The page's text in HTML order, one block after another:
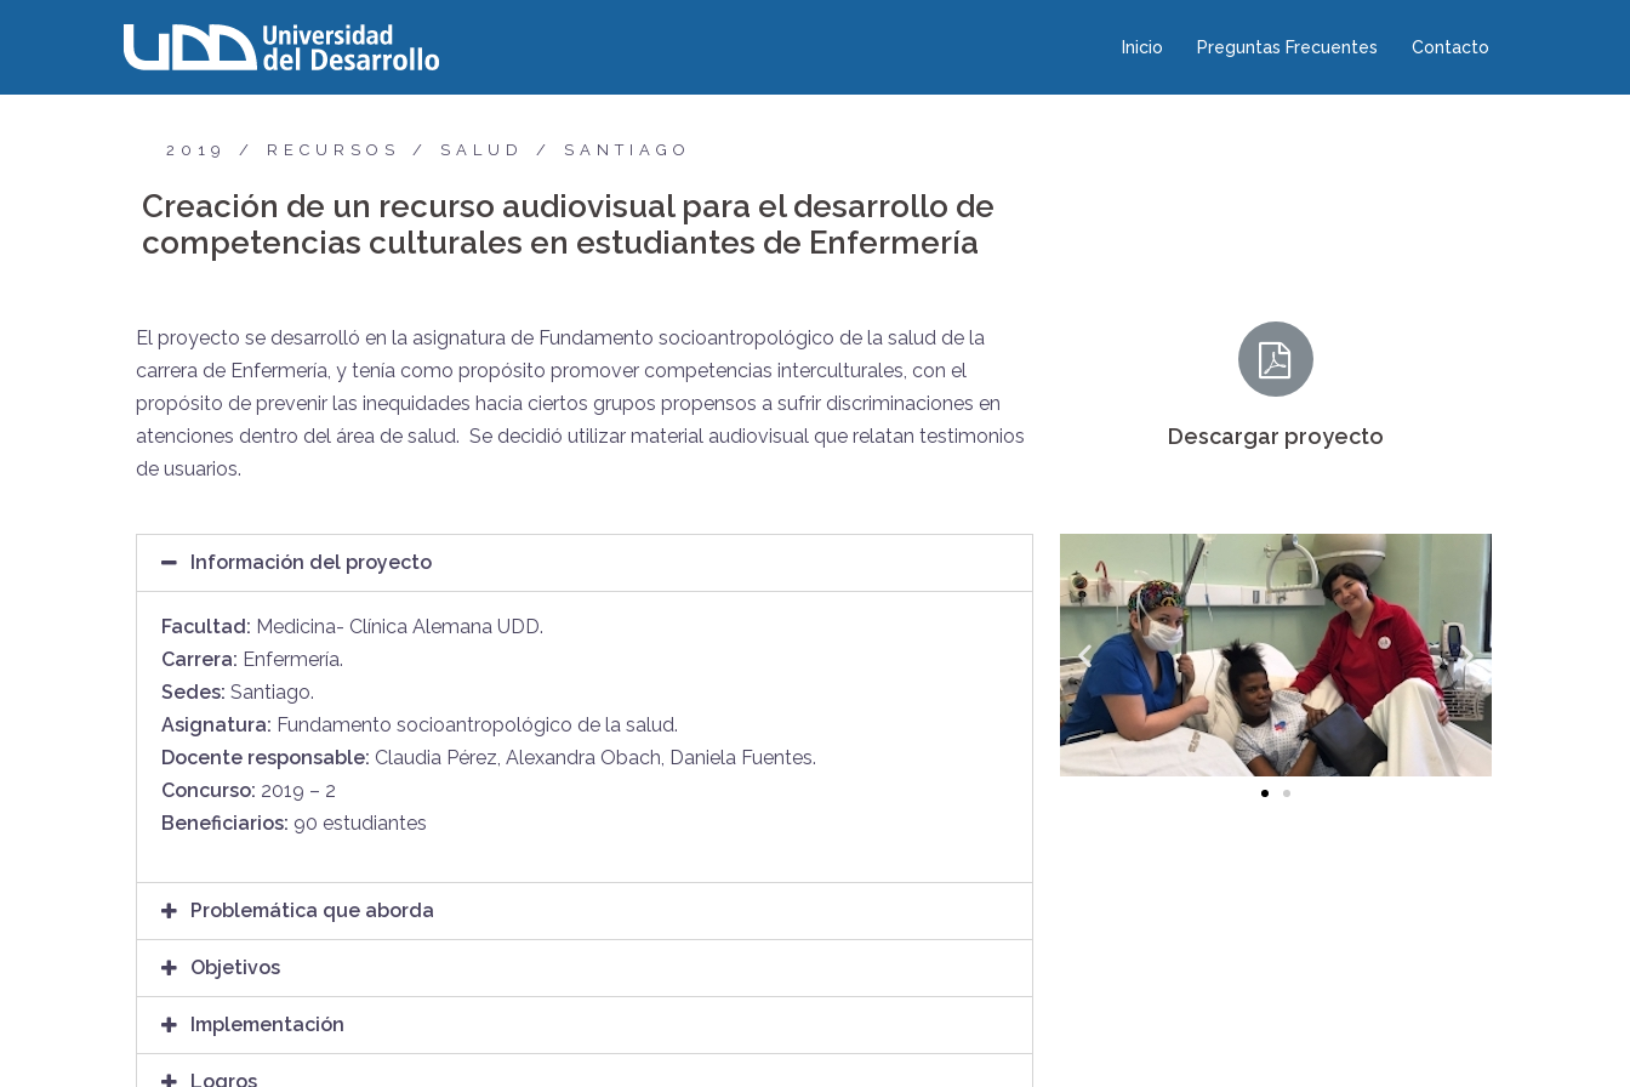
Inicio Preguntas Frecuentes Contacto
2019 RECURSOS SALUD SANTIAGO
Creación de un recurso audiovisual para el desarrollo de
competencias culturales en estudiantes de Enfermería
El proyecto se desarrolló en la asignatura de Fundamento socioantropológico de la salud de la
carrera de Enfermería, y tenía como propósito promover competencias interculturales, con el
propósito de prevenir las inequidades hacia ciertos grupos propensos a sufrir discriminaciones en
atenciones dentro del área de salud. Se decidió utilizar material audiovisual que relatan testimonios
de usuarios.
Descargar proyecto
Información del proyecto
Facultad: Medicina- Clínica Alemana UDD.
Carrera: Enfermería.
Sedes: Santiago.
Asignatura: Fundamento socioantropológico de la salud.
Docente responsable: Claudia Pérez, Alexandra Obach, Daniela Fuentes.
Concurso: 2019 – 2
Beneficiarios: 90 estudiantes
Problemática que aborda
Objetivos
Implementación
Logros